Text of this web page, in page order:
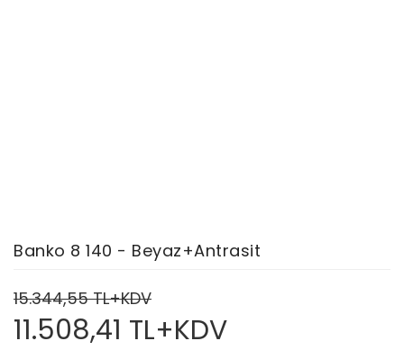
Banko 8 140 - Beyaz+Antrasit
15.344,55 TL+KDV
11.508,41 TL+KDV